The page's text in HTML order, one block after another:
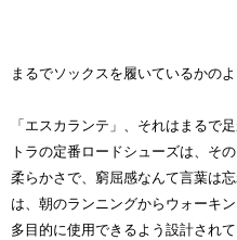
まるでソックスを履いているかのよ
「エスカランテ」、それはまるで
トラの定番ロードシューズは、そ
柔らかさで、窮屈感なんて言葉は
は、朝のランニングからウォーキ
多目的に使用できるよう設計され